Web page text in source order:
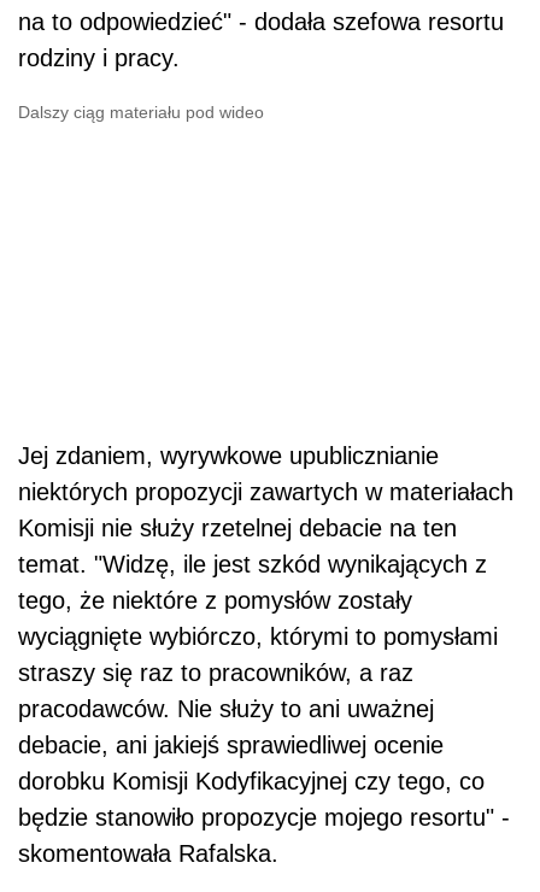
na to odpowiedzieć" - dodała szefowa resortu
rodziny i pracy.
Dalszy ciąg materiału pod wideo
Jej zdaniem, wyrywkowe upublicznianie
niektórych propozycji zawartych w materiałach
Komisji nie służy rzetelnej debacie na ten
temat. "Widzę, ile jest szkód wynikających z
tego, że niektóre z pomysłów zostały
wyciągnięte wybiórczo, którymi to pomysłami
straszy się raz to pracowników, a raz
pracodawców. Nie służy to ani uważnej
debacie, ani jakiejś sprawiedliwej ocenie
dorobku Komisji Kodyfikacyjnej czy tego, co
będzie stanowiło propozycje mojego resortu" -
skomentowała Rafalska.